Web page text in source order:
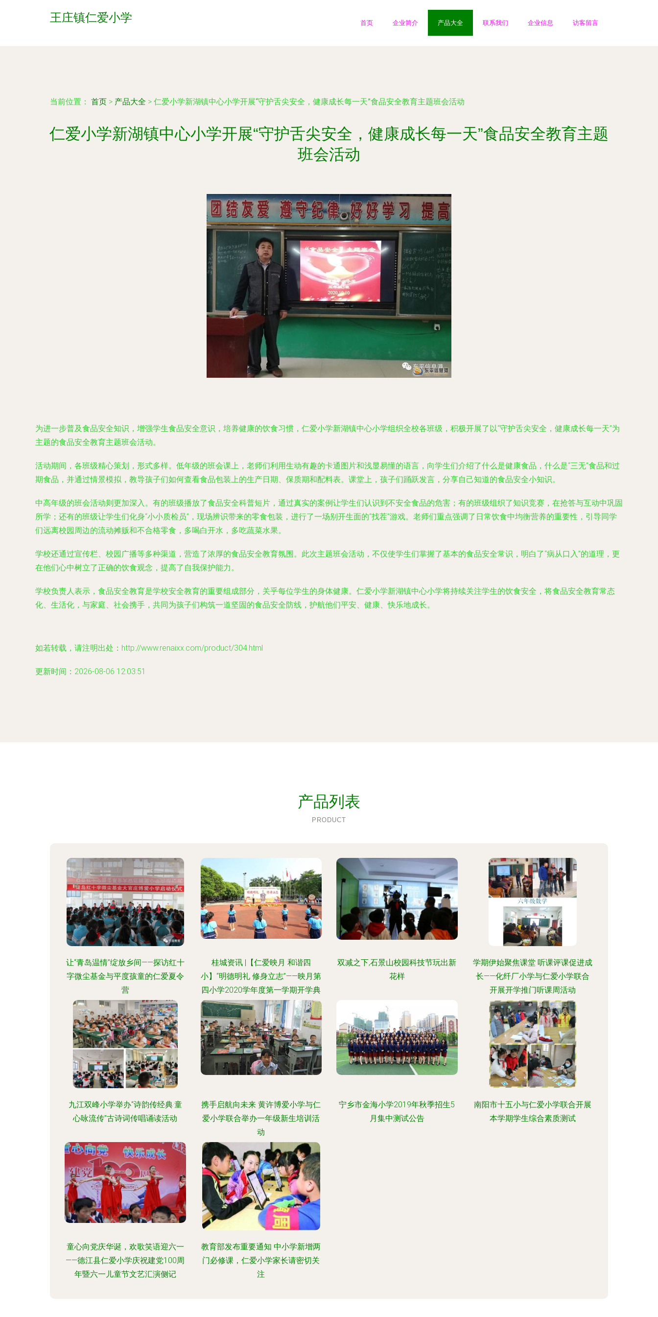
王庄镇仁爱小学 首页 企业简介 产品大全 联系我们 企业信息 访客留言
当前位置： 首页 > 产品大全 > 仁爱小学新湖镇中心小学开展“守护舌尖安全，健康成长每一天”食品安全教育主题班会活动
仁爱小学新湖镇中心小学开展“守护舌尖安全，健康成长每一天”食品安全教育主题
班会活动
为进一步普及食品安全知识，增强学生食品安全意识，培养健康的饮食习惯，仁爱小学新湖镇中心小学组织全校各班级，积极开展了以“守护舌尖安全，健康成长每一天”为
主题的食品安全教育主题班会活动。
活动期间，各班级精心策划，形式多样。低年级的班会课上，老师们利用生动有趣的卡通图片和浅显易懂的语言，向学生们介绍了什么是健康食品，什么是“三无”食品和过
期食品，并通过情景模拟，教导孩子们如何查看食品包装上的生产日期、保质期和配料表。课堂上，孩子们踊跃发言，分享自己知道的食品安全小知识。
中高年级的班会活动则更加深入。有的班级播放了食品安全科普短片，通过真实的案例让学生们认识到不安全食品的危害；有的班级组织了知识竞赛，在抢答与互动中巩固
所学；还有的班级让学生们化身“小小质检员”，现场辨识带来的零食包装，进行了一场别开生面的“找茬”游戏。老师们重点强调了日常饮食中均衡营养的重要性，引导同学
们远离校园周边的流动摊贩和不合格零食，多喝白开水，多吃蔬菜水果。
学校还通过宣传栏、校园广播等多种渠道，营造了浓厚的食品安全教育氛围。此次主题班会活动，不仅使学生们掌握了基本的食品安全常识，明白了“病从口入”的道理，更
在他们心中树立了正确的饮食观念，提高了自我保护能力。
学校负责人表示，食品安全教育是学校安全教育的重要组成部分，关乎每位学生的身体健康。仁爱小学新湖镇中心小学将持续关注学生的饮食安全，将食品安全教育常态
化、生活化，与家庭、社会携手，共同为孩子们构筑一道坚固的食品安全防线，护航他们平安、健康、快乐地成长。
如若转载，请注明出处：http://www.renaixx.com/product/304.html
更新时间：2026-08-06 12:03:51
产品列表
PRODUCT
让“青岛温情”绽放乡间——探访红十
字微尘基金与平度孩童的仁爱夏令
营
桂城资讯 |【仁爱映月 和谐四
小】“明德明礼 修身立志”——映月第
四小学2020学年度第一学期开学典
礼
双减之下,石景山校园科技节玩出新
花样
学期伊始聚焦课堂 听课评课促进成
长——化纤厂小学与仁爱小学联合
开展开学推门听课周活动
九江双峰小学举办“诗韵传经典·童
心咏流传”古诗词传唱诵读活动
携手启航向未来 黄许博爱小学与仁
爱小学联合举办一年级新生培训活
动
宁乡市金海小学2019年秋季招生5
月集中测试公告
南阳市十五小与仁爱小学联合开展
本学期学生综合素质测试
童心向党庆华诞，欢歌笑语迎六一
——德江县仁爱小学庆祝建党100周
年暨六一儿童节文艺汇演侧记
教育部发布重要通知 中小学新增两
门必修课，仁爱小学家长请密切关
注